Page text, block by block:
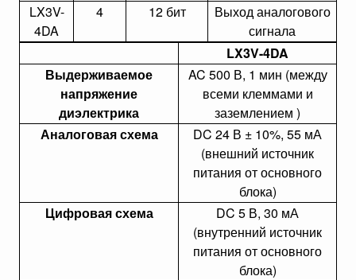
LX3V-
4DA
4 12 бит
Выход аналогового
сигнала
LX3V-4DA
Выдерживаемое
напряжение
диэлектрика
AC 500 В, 1 мин (между
всеми клеммами и
заземлением )
Аналоговая схема
DC 24 В ± 10%, 55 мА
(внешний источник
питания от основного
блока)
Цифровая схема
DC 5 В, 30 мА
(внутренний источник
питания от основного
блока)